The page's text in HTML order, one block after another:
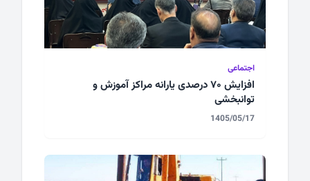
اجتماعی
افزایش ۷۰ درصدی یارانه مراکز آموزش و
توانبخشی
1405/05/17